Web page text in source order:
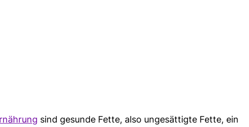
sind gesunde Fette, also ungesättigte Fette, ein